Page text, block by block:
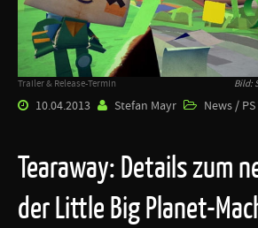
Trailer & Release-Termin Bild:
10.04.2013 Stefan Mayr News / PS
Tearaway: Details zum
der Little Big Planet-